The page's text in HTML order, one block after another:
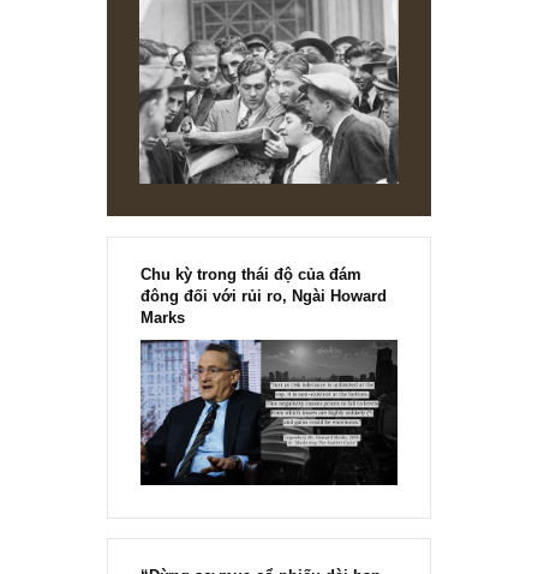
[Ấn phẩm kỳ 82], 36/36 trang,
chính thức phát hành!!
Chu kỳ trong thái độ của đám
đông đối với rủi ro, Ngài Howard
Marks